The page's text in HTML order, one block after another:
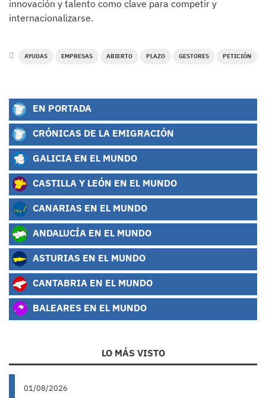
innovación y talento como clave para competir y
internacionalizarse.
AYUDAS EMPRESAS ABIERTO PLAZO GESTORES PETICIÓN
EN PORTADA
CRÓNICAS DE LA EMIGRACIÓN
GALICIA EN EL MUNDO
CASTILLA Y LEÓN EN EL MUNDO
CANARIAS EN EL MUNDO
ANDALUCÍA EN EL MUNDO
ASTURIAS EN EL MUNDO
CANTABRIA EN EL MUNDO
BALEARES EN EL MUNDO
LO MÁS VISTO
01/08/2026